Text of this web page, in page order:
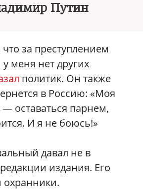
Путин
за преступлением
меня нет других
политик. Он также
в Россию: «Моя
— оставаться парнем,
И я не боюсь!»
давал не в
издания. Его
охранники.